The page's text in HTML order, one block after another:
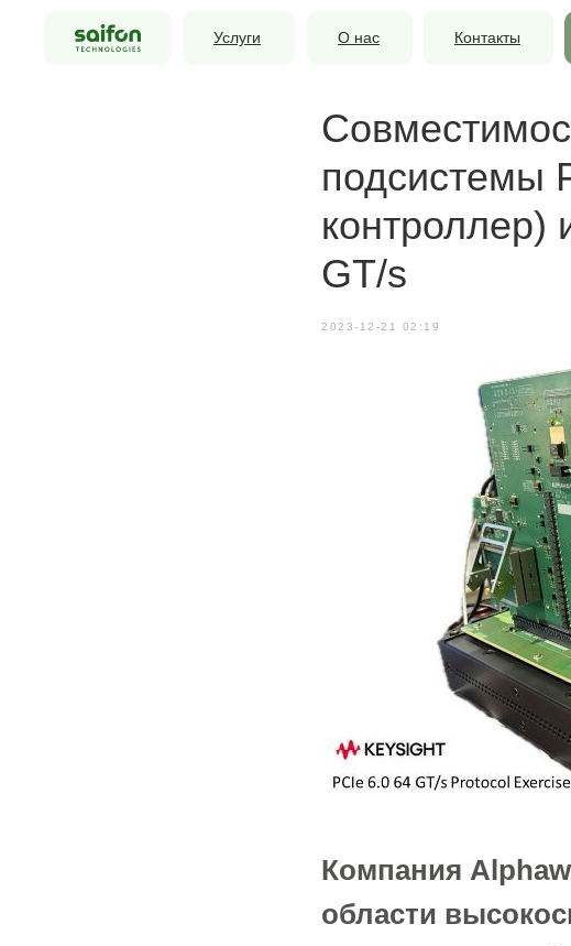
Услуги О нас Контакты
подсистемы
контроллер)
GT/s
2023-12-21 02:19
Компания
области